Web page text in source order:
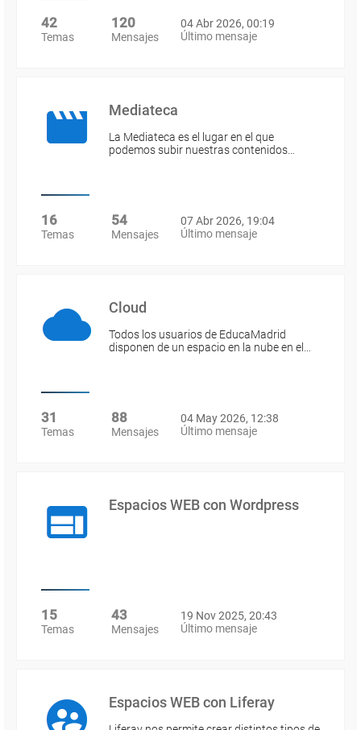
42
Temas
120
Mensajes
04 Abr 2026, 00:19
Último mensaje
Mediateca
La Mediateca es el lugar en el que
podemos subir nuestras contenidos…
16
Temas
54
Mensajes
07 Abr 2026, 19:04
Último mensaje
Cloud
Todos los usuarios de EducaMadrid
disponen de un espacio en la nube en el…
31
Temas
88
Mensajes
04 May 2026, 12:38
Último mensaje
Espacios WEB con Wordpress
15
Temas
43
Mensajes
19 Nov 2025, 20:43
Último mensaje
Espacios WEB con Liferay